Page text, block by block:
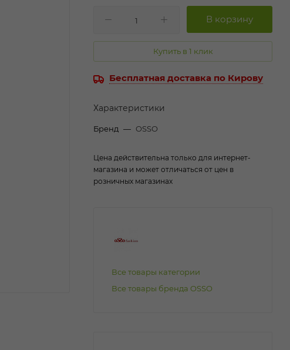
Купить в 1 клик
Бесплатная доставка по Кирову
Характеристики
Бренд — OSSO
Цена действительна только для интернет-
магазина и может отличаться от цен в
розничных магазинах
Все товары категории
Все товары бренда OSSO